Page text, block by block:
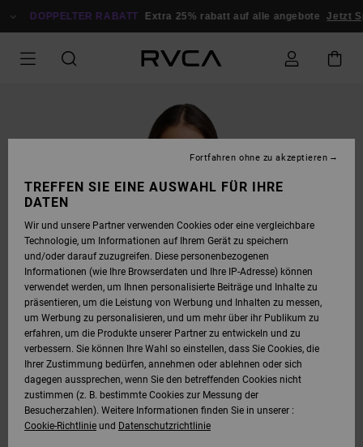
ZUR
DOPPELTER RABATT Extra 25% rabatt auf alle angebote Jetzt
TREFFEN SIE EINE AUSWAHL FÜR IHRE
DATEN
Wir und unsere Partner verwenden Cookies oder eine vergleichbare
Technologie, um Informationen auf Ihrem Gerät zu speichern
und/oder darauf zuzugreifen. Diese personenbezogenen
Informationen (wie Ihre Browserdaten und Ihre IP-Adresse) können
verwendet werden, um Ihnen personalisierte Beiträge und Inhalte zu
präsentieren, um die Leistung von Werbung und Inhalten zu messen,
um Werbung zu personalisieren, und um mehr über ihr Publikum zu
erfahren, um die Produkte unserer Partner zu entwickeln und zu
verbessern. Sie können Ihre Wahl so einstellen, dass Sie Cookies, die
Ihrer Zustimmung bedürfen, annehmen oder ablehnen oder sich
dagegen aussprechen, wenn Sie den betreffenden Cookies nicht
zustimmen (z. B. bestimmte Cookies zur Messung der
Besucherzahlen). Weitere Informationen finden Sie in unserer :
Cookie-Richtlinie und Datenschutzrichtlinie
Fortfahren ohne zu akzeptieren